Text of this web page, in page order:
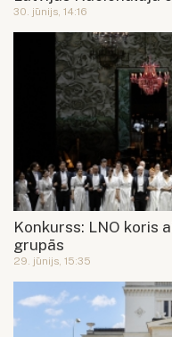
30. jūnijs, 14:16
Konkurss: LNO koris
grupās
29. jūnijs, 15:35